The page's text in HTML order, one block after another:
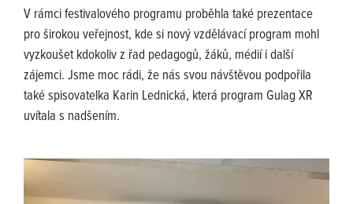
V rámci festivalového programu proběhla také prezentace
pro širokou veřejnost, kde si nový vzdělávací program mohl
vyzkoušet kdokoliv z řad pedagogů, žáků, médií i další
zájemci. Jsme moc rádi, že nás svou návštěvou podpořila
také spisovatelka Karin Lednická, která program Gulag XR
uvítala s nadšením.